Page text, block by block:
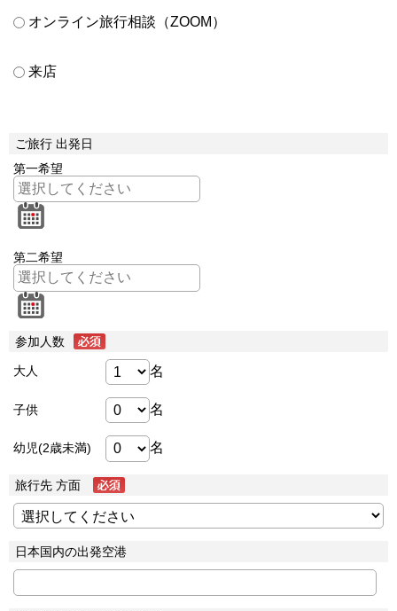
オンライン旅行相談（ZOOM）
来店
ご旅行 出発日
第一希望
第二希望
参加人数
大人 名
子供 名
幼児(2歳未満) 名
旅行先 方面
日本国内の出発空港